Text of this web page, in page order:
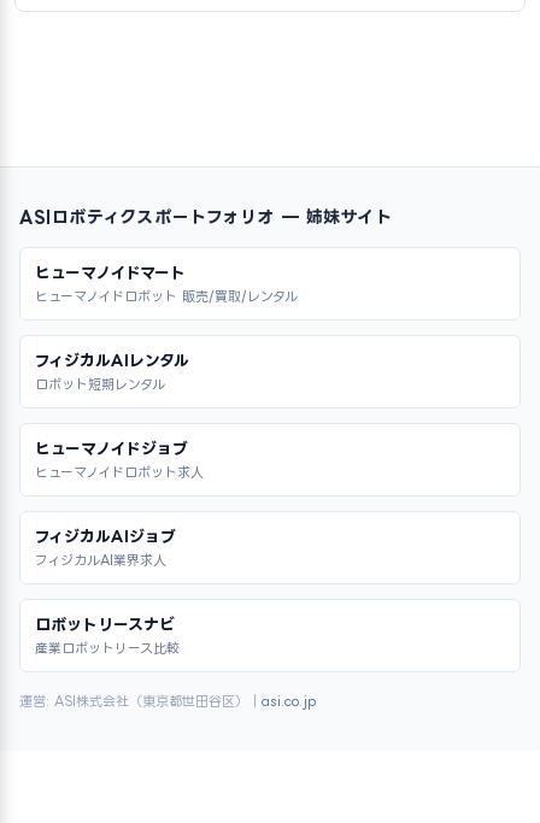
ASIロボティクスポートフォリオ — 姉妹サイト
ヒューマノイドマート
ヒューマノイドロボット 販売/買取/レンタル
フィジカルAIレンタル
ロボット短期レンタル
ヒューマノイドジョブ
ヒューマノイドロボット求人
フィジカルAIジョブ
フィジカルAI業界求人
ロボットリースナビ
産業ロボットリース比較
運営: ASI株式会社（東京都世田谷区）｜ asi.co.jp